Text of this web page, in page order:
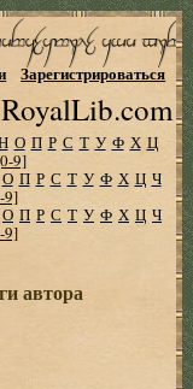
Зарегистрироваться
О П Р С Т У Ф Х Ц
9]
О П Р С Т У Ф Х Ц Ч
9]
О П Р С Т У Ф Х Ц Ч
9]
автора